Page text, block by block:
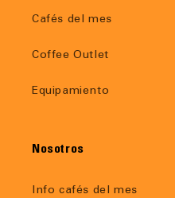
Cafés del mes
Coffee Outlet
Equipamiento
Nosotros
Info cafés del mes